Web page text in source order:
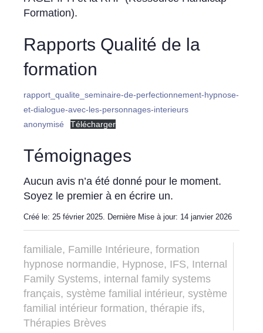
Formation).
Rapports Qualité de la
formation
rapport_qualite_seminaire-de-perfectionnement-hypnose-
et-dialogue-avec-les-personnages-interieurs
anonymisé
Télécharger
Témoignages
Aucun avis n’a été donné pour le moment.
Soyez le premier à en écrire un.
Créé le: 25 février 2025. Dernière Mise à jour: 14 janvier 2026
familiale, Famille Intérieure, formation
hypnose normandie, Hypnose, IFS, Internal
Family Systems, internal family systems
français, système familial intérieur, système
familial intérieur formation, thérapie ifs,
Thérapies Brèves